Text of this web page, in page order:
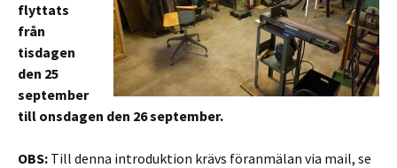
flyttats
från
tisdagen
den 25
september
till onsdagen den 26 september.
OBS: Till denna introduktion krävs föranmälan via mail, se